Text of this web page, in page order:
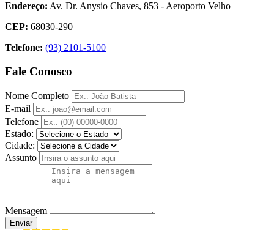
Endereço: Av. Dr. Anysio Chaves, 853 - Aeroporto Velho
CEP: 68030-290
Telefone: (93) 2101-5100
Fale Conosco
Nome Completo
E-mail
Telefone
Estado:
Cidade:
Assunto
Mensagem
Enviar